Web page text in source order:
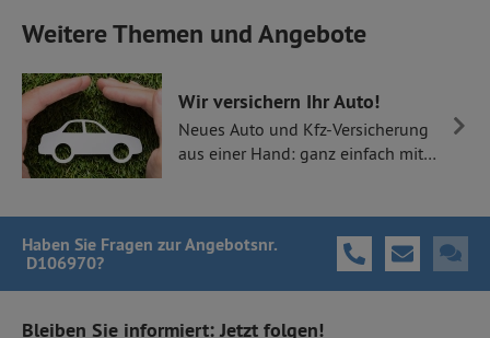
Weitere Themen und Angebote
Wir versichern Ihr Auto!
Neues Auto und Kfz-Versicherung
aus einer Hand: ganz einfach mit
Haben Sie Fragen zur Angebotsnr.
D106970?
Bleiben Sie informiert: Jetzt folgen!